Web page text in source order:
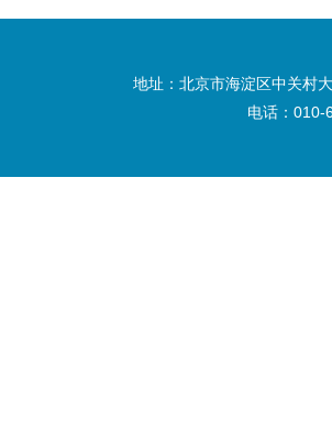
地址：北京市海淀区中关村
电话：